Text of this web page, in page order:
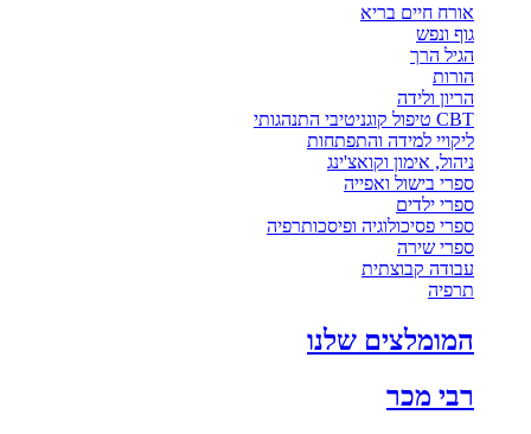
אורח חיים בריא
גוף ונפש
הגיל הרך
הורות
הריון ולידה
CBT טיפול קוגניטיבי התנהגותי
ליקויי למידה והתפתחות
ניהול, אימון וקואצ'ינג
ספרי בישול ואפייה
ספרי ילדים
ספרי פסיכולוגיה ופיסכותרפיה
ספרי שירה
עבודה קבוצתית
תרפיה
המומלצים שלנו
רבי מכר